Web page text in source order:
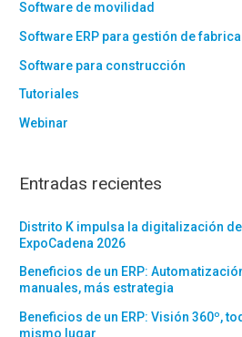
Software de movilidad
Software ERP para gestión de
Software para construcción
Tutoriales
Webinar
Entradas recientes
Distrito K impulsa la digitalización
ExpoCadena 2026
Beneficios de un ERP:
manuales, más estrategia
Beneficios de un ERP: Visión 360º,
mismo lugar